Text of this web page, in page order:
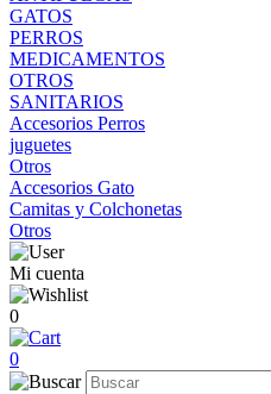
GATOS
PERROS
MEDICAMENTOS
OTROS
SANITARIOS
Accesorios Perros
juguetes
Otros
Accesorios Gato
Camitas y Colchonetas
Otros
Mi cuenta
0
0